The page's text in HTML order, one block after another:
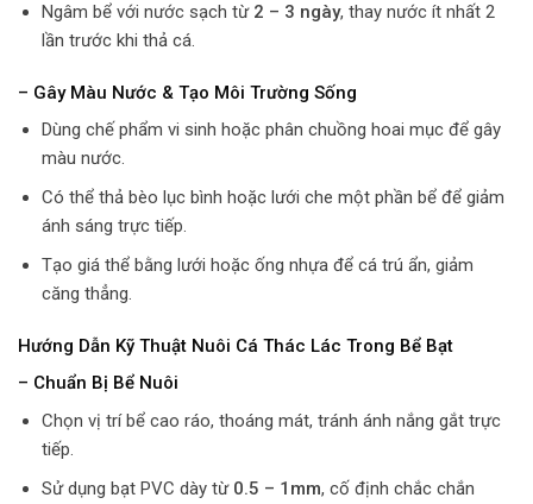
Ngâm bể với nước sạch từ 2 – 3 ngày, thay nước ít nhất 2
lần trước khi thả cá.
– Gây Màu Nước & Tạo Môi Trường Sống
Dùng chế phẩm vi sinh hoặc phân chuồng hoai mục để gây
màu nước.
Có thể thả bèo lục bình hoặc lưới che một phần bể để giảm
ánh sáng trực tiếp.
Tạo giá thể bằng lưới hoặc ống nhựa để cá trú ẩn, giảm
căng thẳng.
Hướng Dẫn Kỹ Thuật Nuôi Cá Thác Lác Trong Bể Bạt
– Chuẩn Bị Bể Nuôi
Chọn vị trí bể cao ráo, thoáng mát, tránh ánh nắng gắt trực
tiếp.
Sử dụng bạt PVC dày từ 0.5 – 1mm, cố định chắc chắn